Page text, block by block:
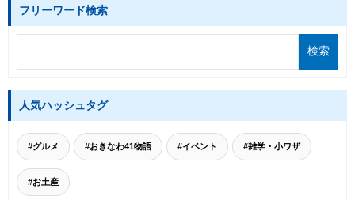
フリーワード検索
人気ハッシュタグ
#グルメ #おきなわ41物語 #イベント #雑学・小ワザ
#お土産